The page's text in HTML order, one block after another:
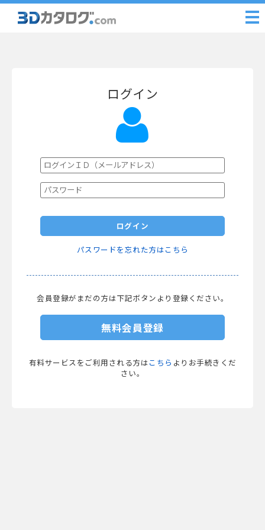
ログイン
ログイン
パスワードを忘れた方はこちら
会員登録がまだの方は下記ボタンより登録ください。
無料会員登録
有料サービスをご利用される方は こちら よりお手続きくだ
さい。